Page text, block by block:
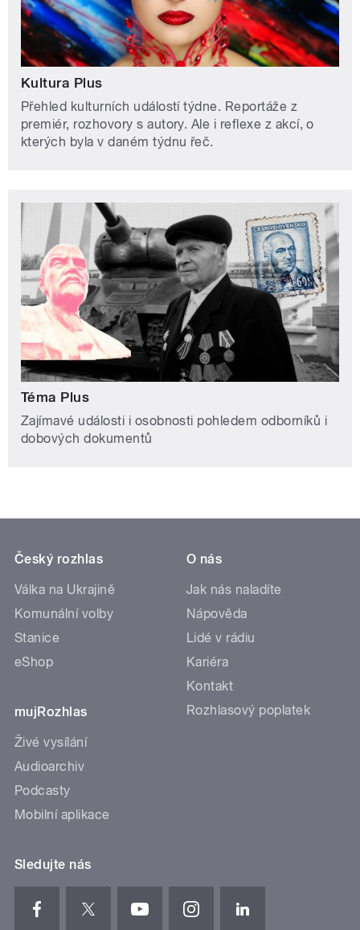
Kultura Plus
Přehled kulturních událostí týdne. Reportáže z
premiér, rozhovory s autory. Ale i reflexe z akcí, o
kterých byla v daném týdnu řeč.
Téma Plus
Zajímavé události i osobnosti pohledem odborníků i
dobových dokumentů
Český rozhlas
Válka na Ukrajině
Komunální volby
Stanice
eShop
mujRozhlas
Živé vysílání
Audioarchiv
Podcasty
Mobilní aplikace
O nás
Jak nás naladíte
Nápověda
Lidé v rádiu
Kariéra
Kontakt
Rozhlasový poplatek
Sledujte nás